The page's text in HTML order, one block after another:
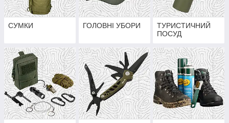
СУМКИ ГОЛОВНІ УБОРИ
ТУРИСТИЧНИЙ
ПОСУД